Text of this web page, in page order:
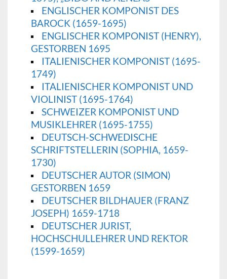
ENGLISCHER KOMPONIST DES
BAROCK (1659-1695)
ENGLISCHER KOMPONIST (HENRY),
GESTORBEN 1695
ITALIENISCHER KOMPONIST (1695-
1749)
ITALIENISCHER KOMPONIST UND
VIOLINIST (1695-1764)
SCHWEIZER KOMPONIST UND
MUSIKLEHRER (1695-1755)
DEUTSCH-SCHWEDISCHE
SCHRIFTSTELLERIN (SOPHIA, 1659-
1730)
DEUTSCHER AUTOR (SIMON)
GESTORBEN 1659
DEUTSCHER BILDHAUER (FRANZ
JOSEPH) 1659-1718
DEUTSCHER JURIST,
HOCHSCHULLEHRER UND REKTOR
(1599-1659)